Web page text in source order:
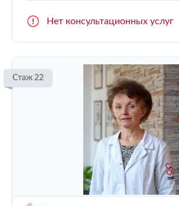
Нет консультационных услуг
Стаж 22